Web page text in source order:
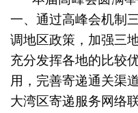
一、通过高峰会机制
调地区政策，加强三
充分发挥各地的比较
用，完善寄递通关渠
大湾区寄递服务网络